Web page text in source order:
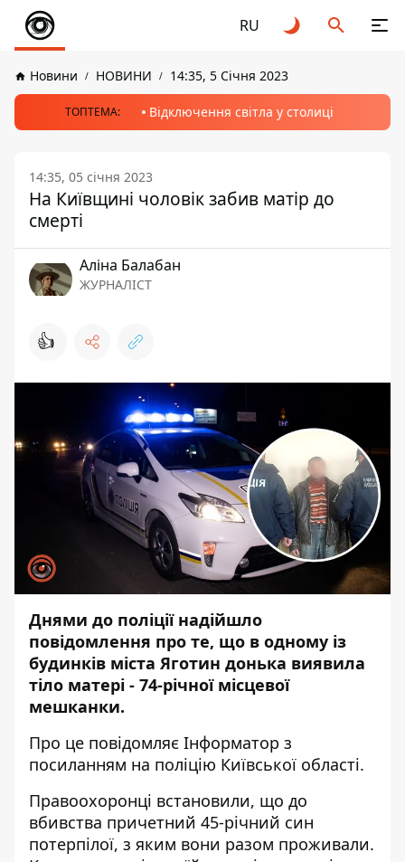
RU
Новини НОВИНИ 14:35, 5 Січня 2023
ТОПТЕМА: Відключення світла у столиці
14:35, 05 січня 2023
На Київщині чоловік забив матір до
смерті
Аліна Балабан
ЖУРНАЛІСТ
👍
Днями до поліції надійшло
повідомлення про те, що в одному із
будинків міста Яготин донька виявила
тіло матері - 74-річної місцевої
мешканки.
Про це повідомляє Інформатор з
посиланням на поліцію Київської області.
Правоохоронці встановили, що до
вбивства причетний 45-річний син
потерпілої, з яким вони разом проживали.